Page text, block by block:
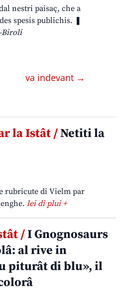
nestri paisaç, che a
spesis publichis. ❚
Biroli
va indevant →
la Istât /Netiti la
rubricute di Vielm par
lei di plui +
/I Gnognosaurs
al rive in
piturât di blu», il